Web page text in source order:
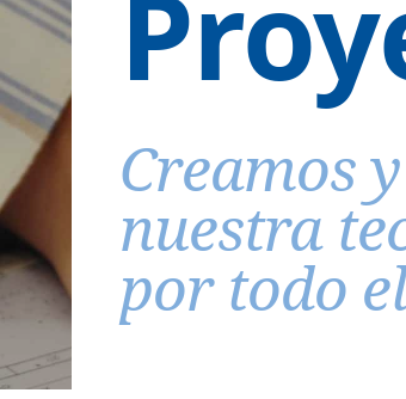
Creamos
nuestra
por todo